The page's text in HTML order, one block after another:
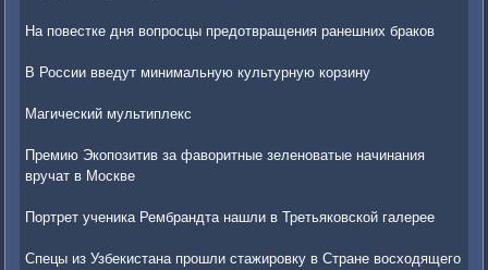
На повестке дня вопросцы предотвращения ранешних браков
В России введут минимальную культурную корзину
Магический мультиплекс
Премию Экопозитив за фаворитные зеленоватые начинания
вручат в Москве
Портрет ученика Рембрандта нашли в Третьяковской галерее
Спецы из Узбекистана прошли стажировку в Стране восходящего